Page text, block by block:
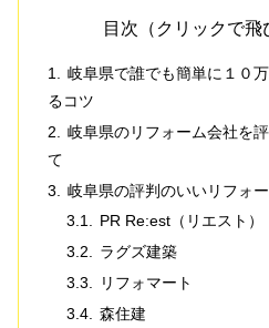
目次（クリックで飛
岐阜県で誰でも簡単に１０
るコツ
岐阜県のリフォーム会社を
て
岐阜県の評判のいいリフォ
PR Re:est（リエスト）
ラグズ建築
リフォマート
森住建